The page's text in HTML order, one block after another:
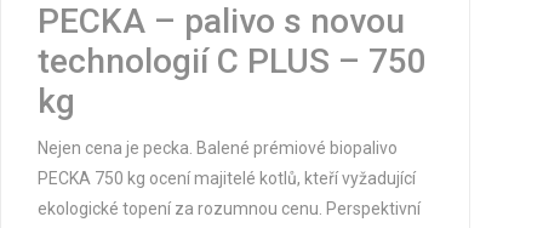
PECKA – palivo s novou
technologií C PLUS – 750
kg
Nejen cena je pecka . Balené prémiové biopalivo
PECKA 750 kg ocení majitelé kotlů, kteří vyžadující
ekologické topení za rozumnou cenu . Perspektivní